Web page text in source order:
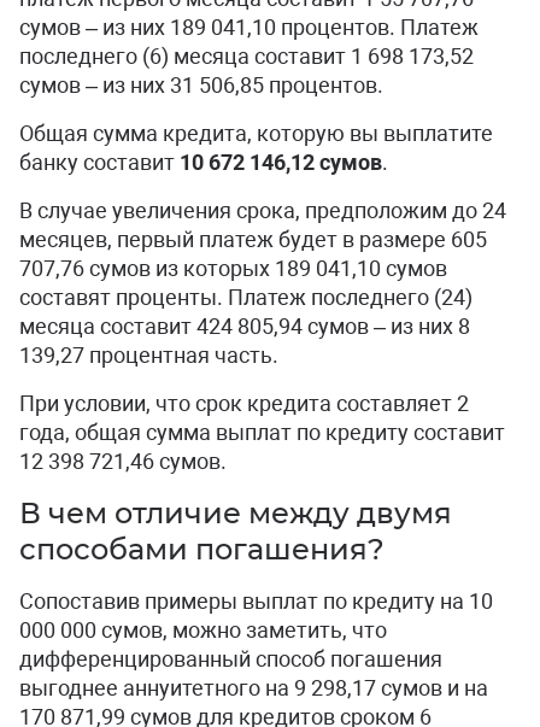
сумов – из них 189 041,10 процентов. Платеж
последнего (6) месяца составит 1 698 173,52
сумов – из них 31 506,85 процентов.
Общая сумма кредита, которую вы выплатите
банку составит 10 672 146,12 сумов.
В случае увеличения срока, предположим до 24
месяцев, первый платеж будет в размере 605
707,76 сумов из которых 189 041,10 сумов
составят проценты. Платеж последнего (24)
месяца составит 424 805,94 сумов – из них 8
139,27 процентная часть.
При условии, что срок кредита составляет 2
года, общая сумма выплат по кредиту составит
12 398 721,46 сумов.
В чем отличие между двумя
способами погашения?
Сопоставив примеры выплат по кредиту на 10
000 000 сумов, можно заметить, что
дифференцированный способ погашения
выгоднее аннуитетного на 9 298,17 сумов и на
170 871,99 сумов для кредитов сроком 6